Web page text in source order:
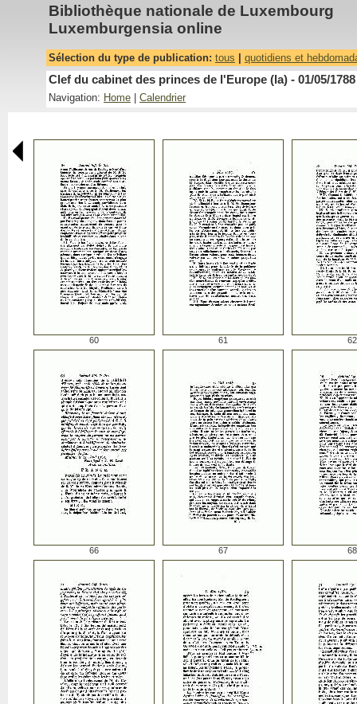
Bibliothèque nationale de Luxembourg
Luxemburgensia online
Sélection du type de publication: tous quotidiens et
Clef du cabinet des princes de l'Europe (la) - 01/05/1788
Navigation: Home Calendrier
60 61 62
66 67 68